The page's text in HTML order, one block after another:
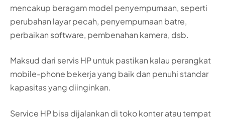
mencakup beragam model penyempurnaan, seperti
perubahan layar pecah, penyempurnaan batre,
perbaikan software, pembenahan kamera, dsb.
Maksud dari servis HP untuk pastikan kalau perangkat
mobile-phone bekerja yang baik dan penuhi standar
kapasitas yang diinginkan.
Service HP bisa dijalankan di toko konter atau tempat